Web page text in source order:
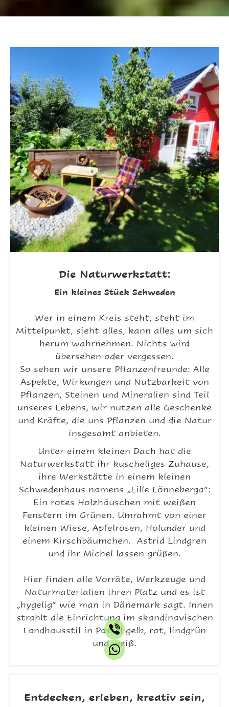
Die Naturwerkstatt:
Ein kleines Stück Schweden
Wer in einem Kreis steht, steht im
Mittelpunkt, sieht alles, kann alles um sich
herum wahrnehmen. Nichts wird
übersehen oder vergessen.
So sehen wir unsere Pflanzenfreunde: Alle
Aspekte, Wirkungen und Nutzbarkeit von
Pflanzen, Steinen und Mineralien sind Teil
unseres Lebens, wir nutzen alle Geschenke
und Kräfte, die uns Pflanzen und die Natur
insgesamt anbieten.
Unter einem kleinen Dach hat die
Naturwerkstatt ihr kuscheliges Zuhause,
ihre Werkstätte in einem kleinen
Schwedenhaus namens „Lille Lönneberga“:
Ein rotes Holzhäuschen mit weißen
Fenstern im Grünen. Umrahmt von einer
kleinen Wiese, Apfelrosen, Holunder und
einem Kirschbäumchen. Astrid Lindgren
und ihr Michel lassen grüßen.
Hier finden alle Vorräte, Werkzeuge und
Naturmaterialien ihren Platz und es ist
„hygelig“ wie man in Dänemark sagt. Innen
strahlt die Einrichtung im skandinavischen
Landhausstil in Pastel gelb, rot, lindgrün
und weiß.
Entdecken, erleben, kreativ sein,